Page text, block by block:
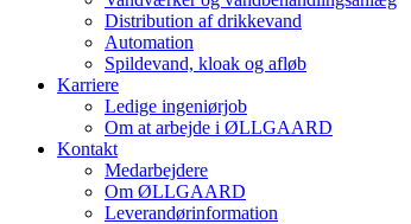
Distribution af drikkevand
Automation
Spildevand, kloak og afløb
Karriere
Ledige ingeniørjob
Om at arbejde i ØLLGAARD
Kontakt
Medarbejdere
Om ØLLGAARD
Leverandørinformation